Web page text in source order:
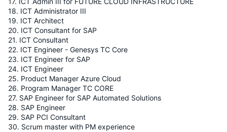
18. ICT Administrator III
19. ICT Architect
20. ICT Consultant for SAP
21. ICT Consultant
22. ICT Engineer - Genesys TC Core
23. ICT Engineer for SAP
24. ICT Engineer
25. Product Manager Azure Cloud
26. Program Manager TC CORE
27. SAP Engineer for SAP Automated Solutions
28. SAP Engineer
29. SAP PCI Consultant
30. Scrum master with PM experience